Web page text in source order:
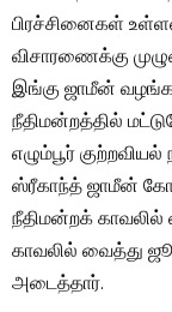
பிரச்சினைகள்
விசாரணைக்கு
இங்கு ஜாமீன் வழங்க
நீதிமன்றத்தில்
எழும்பூர்
ஸ்ரீகாந்த் ஜாமீன்
நீதிமன்றக்
காவலில் வைத்து
அடைத்தார்.